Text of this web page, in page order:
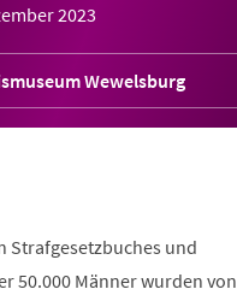
2023
Wewelsburg
Strafgesetzbuches und
50.000 Männer wurden von